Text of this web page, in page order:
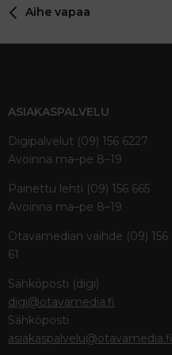
Aihe vapaa
ASIAKASPALVELU
Digipalvelut (09) 156 6227
Avoinna ma–pe 8–19
Painettu lehti (09) 156 665
Avoinna ma–pe 8–19
Otavamedian vaihde (09) 156
61
Sähköposti (digi)
digi@otavamedia.fi
Sähköposti
asiakaspalvelu@otavamedia.fi